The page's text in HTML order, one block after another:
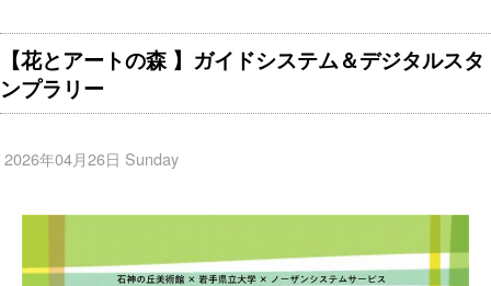
【花とアートの森 】ガイドシステム＆デジタルスタ
ンプラリー
2026年04月26日 Sunday